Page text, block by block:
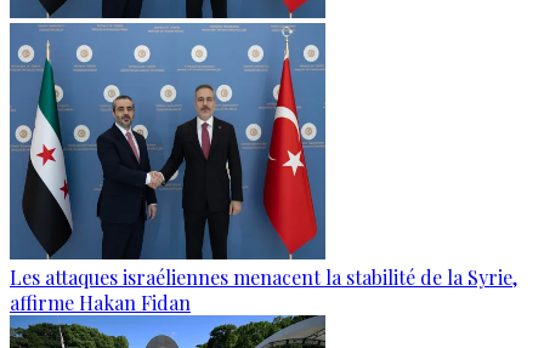
Les attaques israéliennes menacent la stabilité de la Syrie,
affirme Hakan Fidan